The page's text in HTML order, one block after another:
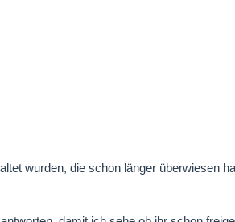
wurden, die schon länger überwiesen